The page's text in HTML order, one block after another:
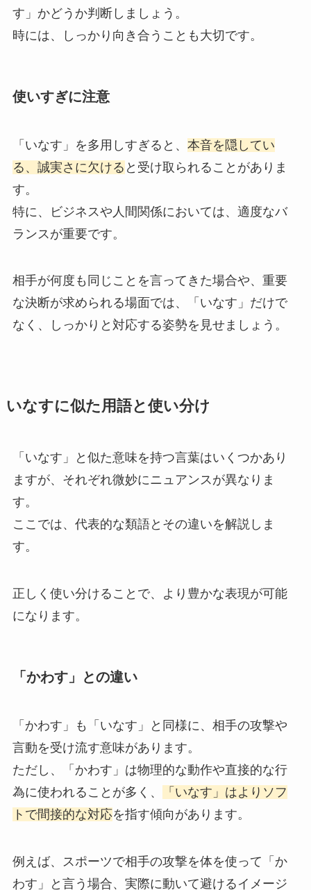
す」かどうか判断しましょう。
時には、しっかり向き合うことも大切です。
使いすぎに注意
「いなす」を多用しすぎると、 本音を隠してい
る、誠実さに欠ける と受け取られることがありま
す。
特に、ビジネスや人間関係においては、適度なバ
ランスが重要です。
相手が何度も同じことを言ってきた場合や、重要
な決断が求められる場面では、「いなす」だけで
なく、しっかりと対応する姿勢を見せましょう。
いなすに似た用語と使い分け
「いなす」と似た意味を持つ言葉はいくつかあり
ますが、それぞれ微妙にニュアンスが異なりま
す。
ここでは、代表的な類語とその違いを解説しま
す。
正しく使い分けることで、より豊かな表現が可能
になります。
「かわす」との違い
「かわす」も「いなす」と同様に、相手の攻撃や
言動を受け流す意味があります。
ただし、「かわす」は物理的な動作や直接的な行
為に使われることが多く、
「いなす」はよりソフ
トで間接的な対応を指す傾向があります。
例えば、スポーツで相手の攻撃を体を使って「か
わす」と言う場合、実際に動いて避けるイメージ